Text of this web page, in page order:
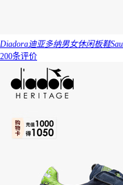
Diadora迪亚多纳男女休闲板鞋
200条评价